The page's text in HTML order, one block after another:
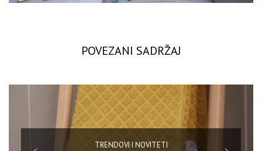
POVEZANI SADRŽAJ
TRENDOVI I NOVITETI